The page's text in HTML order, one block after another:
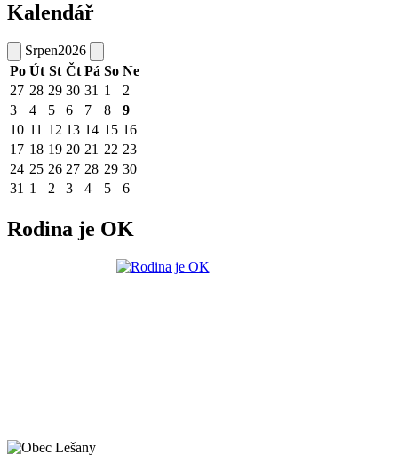
Kalendář
Srpen2026
Po Út St Čt Pá So Ne
27 28 29 30 31 1
2
3
4 5 6 7 8
9
10 11 12 13 14 15 16
17 18 19 20 21 22 23
24 25 26 27 28 29 30
31 1 2 3 4 5 6
Rodina je OK